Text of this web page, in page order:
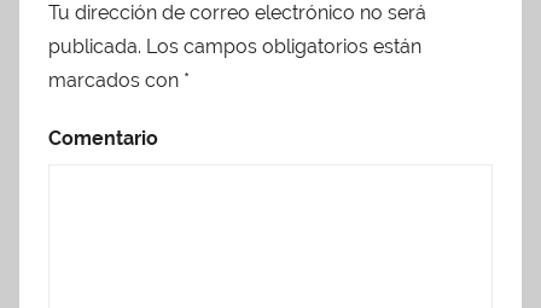
Tu dirección de correo electrónico no será
publicada. Los campos obligatorios están
marcados con *
Comentario